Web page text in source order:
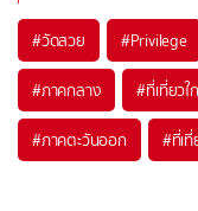
#วัดสวย #Privilege
#ภาคกลาง #ที่เที่ยว
#ภาคตะวันออก #ที่เ